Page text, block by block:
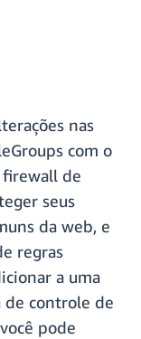
nas
com o
de
seus
da web, e
regras
a uma
de controle de
pode